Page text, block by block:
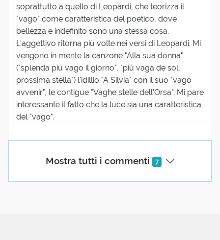
Mostra tutti i commenti 7
soprattutto a quello di Leopardi, che teorizza il
"vago" come caratteristica del poetico, dove
bellezza e indefinito sono una stessa cosa.
L'aggettivo ritorna più volte nei versi di Leopardi. Mi
vengono in mente la canzone "Alla sua donna"
("splenda più vago il giorno", "più vaga de sol,
prossima stella") l'idillio "A Silvia" con il suo "vago
avvenir", le contigue "Vaghe stelle dell'Orsa". Mi pare
interessante il fatto che la luce sia una caratteristica
del "vago".
Antonio Cirillo